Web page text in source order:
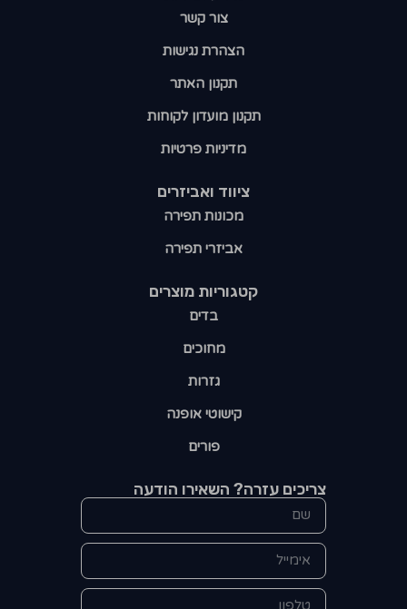
קטגוריות מוצרים​
בדים
מחוכים
גזרות
קישוטי אופנה
פורים
ציווד ואביזרים
מכונות תפירה
אביזרי תפירה
צור קשר
הצהרת נגישות
תקנון האתר
תקנון מועדון לקוחות
מדיניות פרטיות
צריכים עזרה? השאירו הודעה